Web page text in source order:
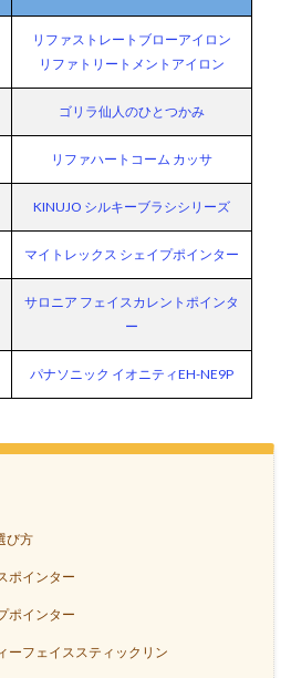
リファストレートブローアイロン
リファトリートメントアイロン
ゴリラ仙人のひとつかみ
リファハートコーム カッサ
KINUJO シルキーブラシシリーズ
マイトレックス シェイプポインター
サロニア フェイスカレントポインタ
ー
パナソニック イオニティEH-NE9P
び方
ポインター
ポインター
ーフェイススティックリン